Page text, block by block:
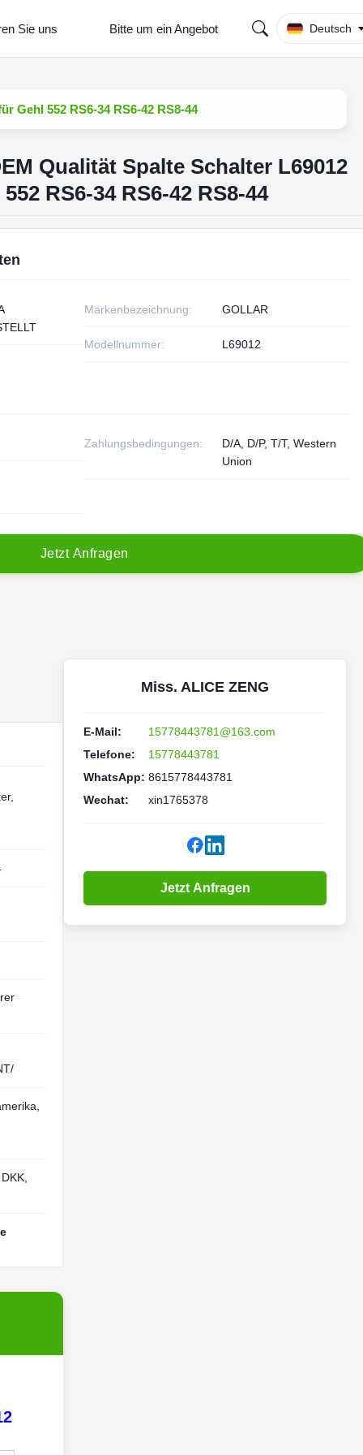
Sie uns Bitte um ein Angebot Deutsch
Gehl 552 RS6-34 RS6-42 RS8-44
Qualität Spalte Schalter L69012
RS6-34 RS6-42 RS8-44
Markenbezeichnung: GOLLAR
Modellnummer: L69012
Zahlungsbedingungen:
D/A, D/P, T/T, Western
Union
Jetzt Anfragen
Miss. ALICE ZENG
E-Mail:
15778443781@163.com
Telefone:
15778443781
WhatsApp: 8615778443781
Wechat:
xin1765378
Jetzt Anfragen